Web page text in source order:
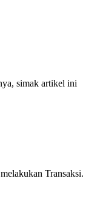
simak artikel ini
Transaksi.